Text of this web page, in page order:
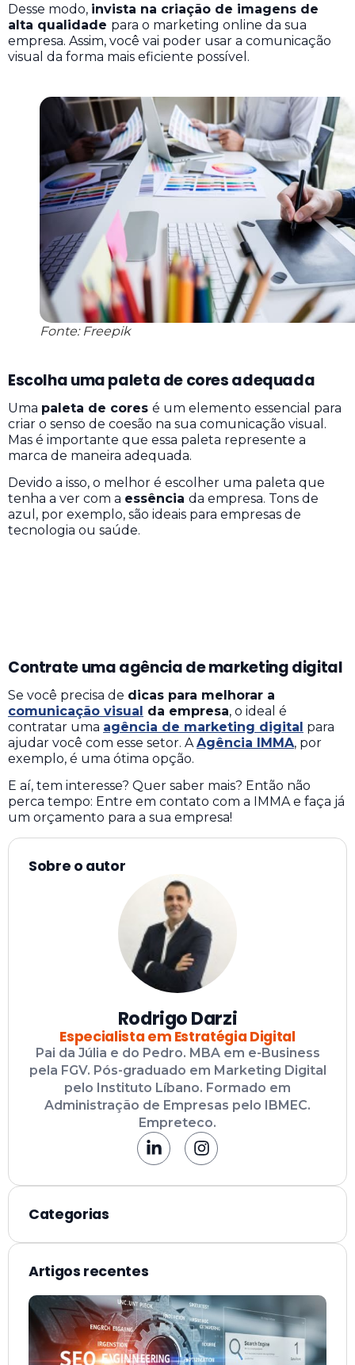
Desse modo, invista na criação de imagens de
alta qualidade para o marketing online da sua
empresa. Assim, você vai poder usar a comunicação
visual da forma mais eficiente possível.
Fonte: Freepik
Escolha uma paleta de cores adequada
Uma paleta de cores é um elemento essencial para
criar o senso de coesão na sua comunicação visual.
Mas é importante que essa paleta represente a
marca de maneira adequada.
Devido a isso, o melhor é escolher uma paleta que
tenha a ver com a essência da empresa. Tons de
azul, por exemplo, são ideais para empresas de
tecnologia ou saúde.
comunicação visualda empresa, o ideal é
contratar uma
agência de marketing digital
ajudar você com esse setor. A Agência IMMA
exemplo, é uma ótima opção.
E aí, tem interesse? Quer saber mais? Então não
perca tempo: Entre em contato com a IMMA e faça já
um orçamento para a sua empresa!
Sobre o autor
Rodrigo Darzi
Especialista em Estratégia Digital
Pai da Júlia e do Pedro. MBA em e-Business
pela FGV. Pós-graduado em Marketing Digital
pelo Instituto Líbano. Formado em
Administração de Empresas pelo IBMEC.
Empreteco.